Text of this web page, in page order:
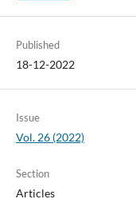
Published
18-12-2022
Issue
Vol. 26 (2022)
Section
Articles